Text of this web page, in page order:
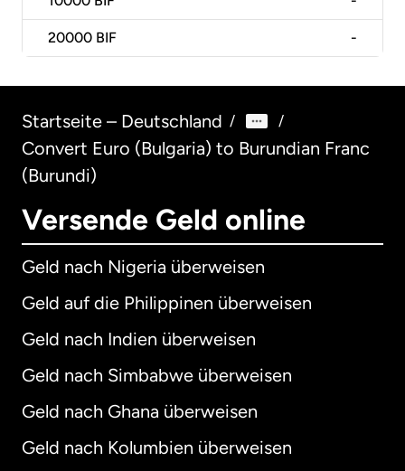
20000 BIF -
Startseite – Deutschland / /
Convert Euro (Bulgaria) to Burundian Franc
(Burundi)
Versende Geld online
Geld nach Nigeria überweisen
Geld auf die Philippinen überweisen
Geld nach Indien überweisen
Geld nach Simbabwe überweisen
Geld nach Ghana überweisen
Geld nach Kolumbien überweisen